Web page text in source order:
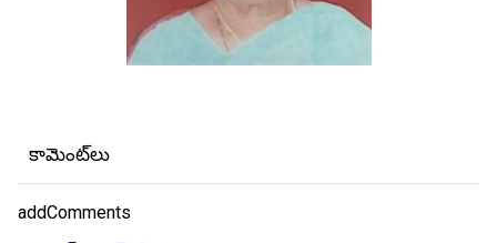
కామెంట్‌లు
addComments